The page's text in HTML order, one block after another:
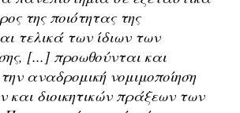
της ποιότητας της
τελικά των ίδιων των
[...] προωθούνται και
αναδρομική νομιμοποίηση
και διοικητικών πράξεων των